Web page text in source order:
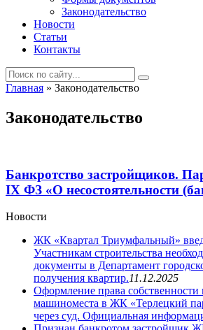
Законодательство
Новости
Статьи
Контакты
Главная » Законодательство
Законодательство
Банкротство застройщиков.
IX ФЗ «О несостоятельности
Новости
ЖК «Квартал Триумфальный»
Участникам строительства
документы в Департамент
получения квартир.11.12.2025
Оформление права собственности
машиноместа в ЖК «Терлецкий
через суд. Официальная